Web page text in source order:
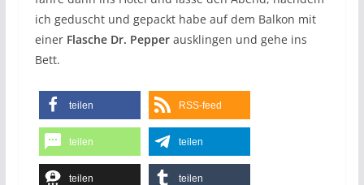
ich geduscht und gepackt habe auf dem Balkon mit
einer Flasche Dr. Pepperausklingen und gehe ins
Bett.
teilen RSS-feed
teilen teilen
teilen teilen